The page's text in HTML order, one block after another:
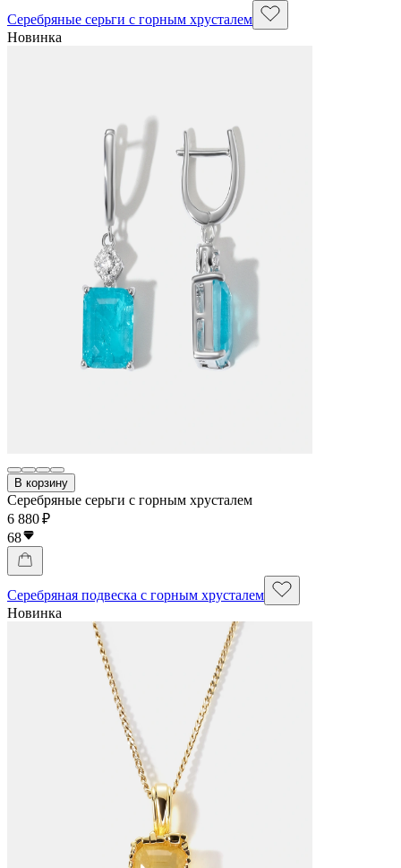
Серебряные серьги с горным хрусталем
Новинка
В корзину
Серебряные серьги с горным хрусталем
6 880 ₽
68
Серебряная подвеска с горным хрусталем
Новинка